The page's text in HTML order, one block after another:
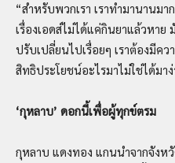
“สำหรับพวกเรา เราทำมานานม
เรื่องเอดส์ไม่ได้แค่กินยาแล้วหา
ปรับเปลี่ยนไปเรื่อยๆ เราต้องมีค
สิทธิประโยชน์อะไรมาไม่ใช่ได้มาง่
‘กุหลาบ’ ดอกนี้เพื่อผู้ทุกข์ตรม
กุหลาบ แดงทอง แกนนำจากจังห